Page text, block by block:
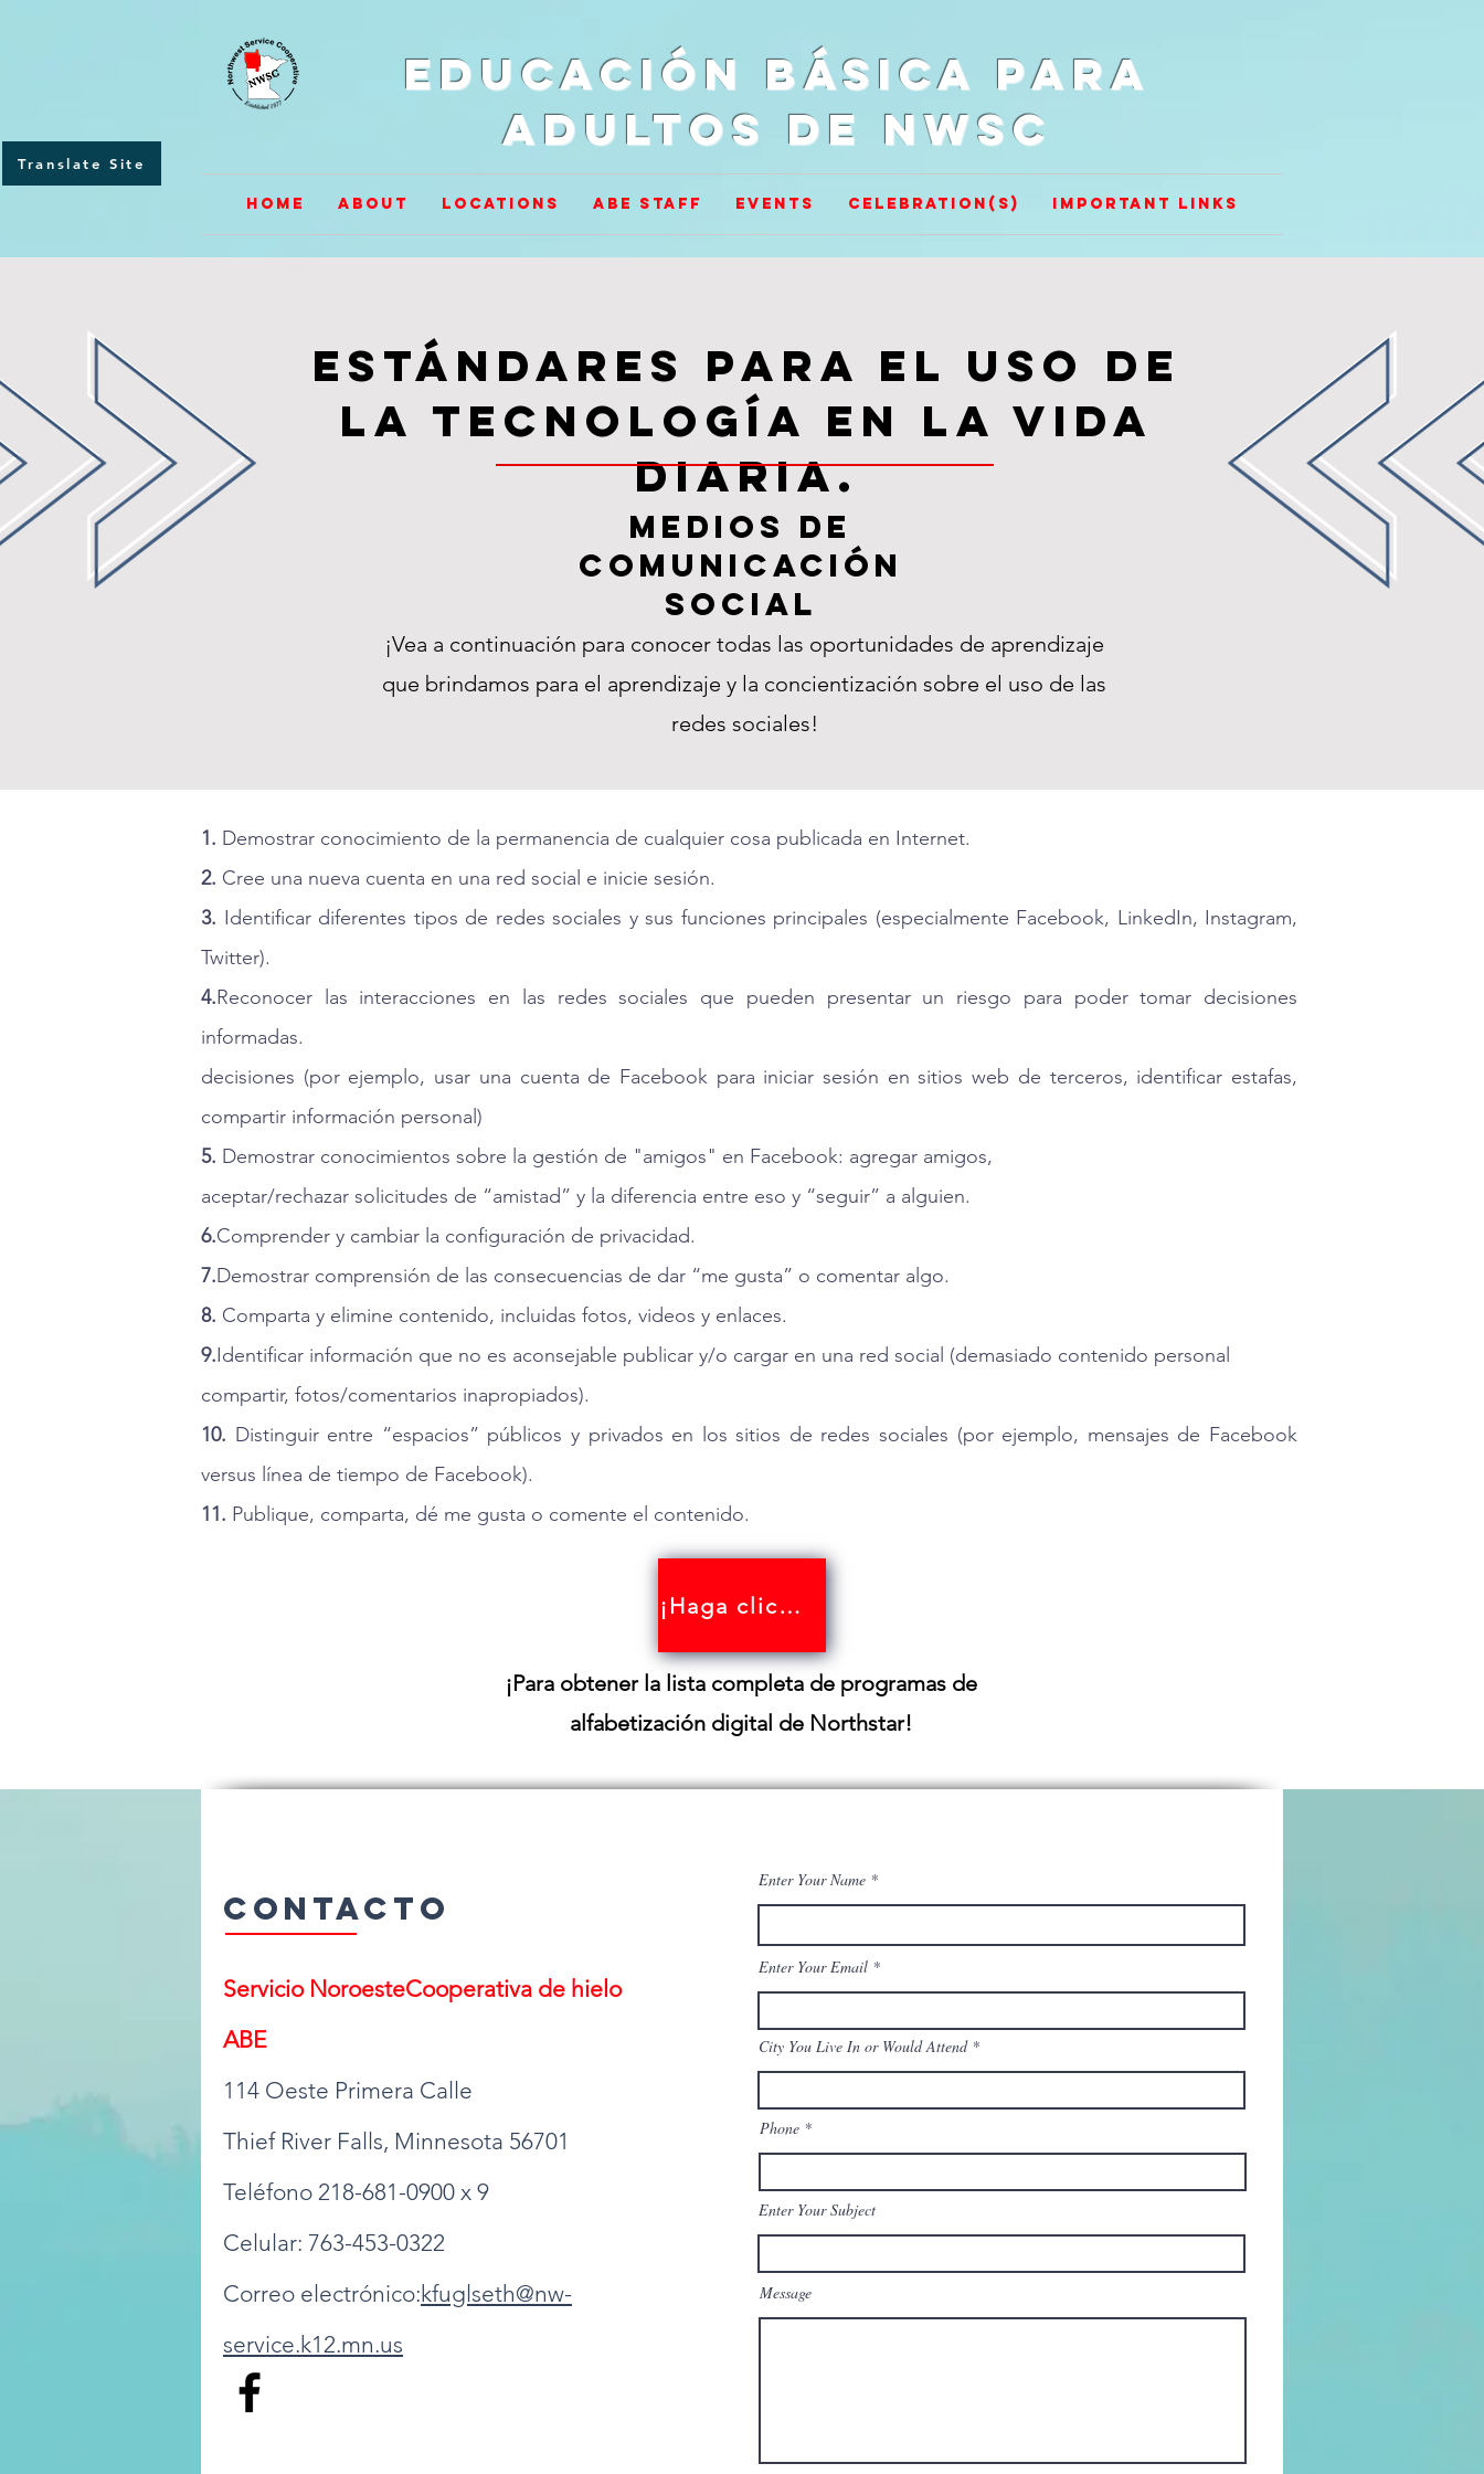
Translate Site
Educación básica para
adultos de NWSC
Home About Locations ABE Staff Events Celebration(s) Important Links
Estándares para el uso de
la tecnología en la vida
diaria.
medios de
comunicación
social
¡Vea a continuación para conocer todas las oportunidades de aprendizaje
que brindamos para el aprendizaje y la concientización sobre el uso de las
redes sociales!
1. Demostrar conocimiento de la permanencia de cualquier cosa publicada en Internet.
2. Cree una nueva cuenta en una red social e inicie sesión.
3. Identificar diferentes tipos de redes sociales y sus funciones principales (especialmente Facebook, LinkedIn, Instagram,
Twitter).
4.Reconocer las interacciones en las redes sociales que pueden presentar un riesgo para poder tomar decisiones
informadas.
decisiones (por ejemplo, usar una cuenta de Facebook para iniciar sesión en sitios web de terceros, identificar estafas,
compartir información personal)
5. Demostrar conocimientos sobre la gestión de "amigos" en Facebook: agregar amigos,
aceptar/rechazar solicitudes de “amistad” y la diferencia entre eso y “seguir” a alguien.
6.Comprender y cambiar la configuración de privacidad.
7.Demostrar comprensión de las consecuencias de dar “me gusta” o comentar algo.
8. Comparta y elimine contenido, incluidas fotos, videos y enlaces.
9.Identificar información que no es aconsejable publicar y/o cargar en una red social (demasiado contenido personal
compartir, fotos/comentarios inapropiados).
10. Distinguir entre “espacios” públicos y privados en los sitios de redes sociales (por ejemplo, mensajes de Facebook
versus línea de tiempo de Facebook).
11. Publique, comparta, dé me gusta o comente el contenido.
¡Haga clic aquí!
¡Para obtener la lista completa de programas de
alfabetización digital de Northstar!
Contacto
Servicio NoroesteCooperativa de hielo
ABE
114 Oeste Primera Calle
Thief River Falls, Minnesota 56701
Teléfono 218-681-0900 x 9
Celular: 763-453-0322
Correo electrónico:kfuglseth@nw-
service.k12.mn.us
Enter Your Name
Enter Your Email
City You Live In or Would Attend
Phone
Enter Your Subject
Message